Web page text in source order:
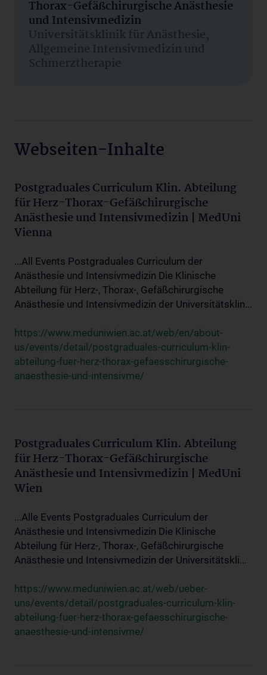
Thorax-Gefäßchirurgische Anästhesie
und Intensivmedizin
Universitätsklinik für Anästhesie,
Allgemeine Intensivmedizin und
Schmerztherapie
Webseiten-Inhalte
Postgraduales Curriculum Klin. Abteilung
für Herz-Thorax-Gefäßchirurgische
Anästhesie und Intensivmedizin | MedUni
Vienna
...All Events Postgraduales Curriculum der
Anästhesie und Intensivmedizin Die Klinische
Abteilung für Herz-, Thorax-, Gefäßchirurgische
Anästhesie und Intensivmedizin der Universitätsklin...
https://www.meduniwien.ac.at/web/en/about-
us/events/detail/postgraduales-curriculum-klin-
abteilung-fuer-herz-thorax-gefaesschirurgische-
anaesthesie-und-intensivme/
Postgraduales Curriculum Klin. Abteilung
für Herz-Thorax-Gefäßchirurgische
Anästhesie und Intensivmedizin | MedUni
Wien
...Alle Events Postgraduales Curriculum der
Anästhesie und Intensivmedizin Die Klinische
Abteilung für Herz-, Thorax-, Gefäßchirurgische
Anästhesie und Intensivmedizin der Universitätskli...
https://www.meduniwien.ac.at/web/ueber-
uns/events/detail/postgraduales-curriculum-klin-
abteilung-fuer-herz-thorax-gefaesschirurgische-
anaesthesie-und-intensivme/